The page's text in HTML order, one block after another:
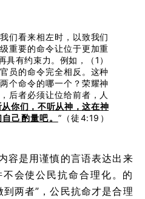
们看来相左时，以致我们
重要的命令让位于更加重
具有约束力。例如，（1）
员的命令完全相反。这种
个命令的哪一个？荣耀神
后者必须让位给前者，人
从你们，不听从神，这在神
己酌量吧。 ”（徒4:19）
容是用谨慎的言语表达出来
会使公民抗命合理化。的
两者”，公民抗命才是合理